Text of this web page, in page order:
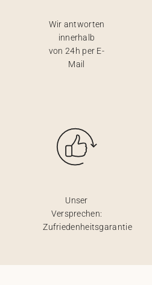
Wir antworten
innerhalb
von 24h per E-
Mail
Unser
Versprechen:
Zufriedenheitsgarantie